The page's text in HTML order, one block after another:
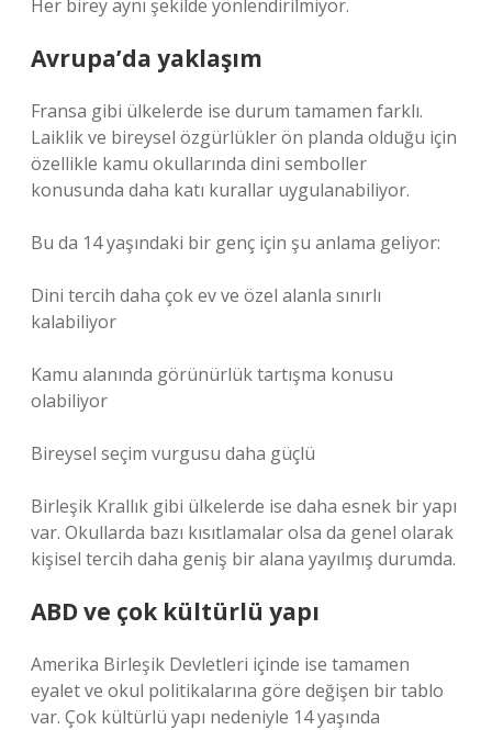
Her birey aynı şekilde yönlendirilmiyor.
Avrupa’da yaklaşım
Fransa gibi ülkelerde ise durum tamamen farklı.
Laiklik ve bireysel özgürlükler ön planda olduğu için
özellikle kamu okullarında dini semboller
konusunda daha katı kurallar uygulanabiliyor.
Bu da 14 yaşındaki bir genç için şu anlama geliyor:
Dini tercih daha çok ev ve özel alanla sınırlı
kalabiliyor
Kamu alanında görünürlük tartışma konusu
olabiliyor
Bireysel seçim vurgusu daha güçlü
Birleşik Krallık gibi ülkelerde ise daha esnek bir yapı
var. Okullarda bazı kısıtlamalar olsa da genel olarak
kişisel tercih daha geniş bir alana yayılmış durumda.
ABD ve çok kültürlü yapı
Amerika Birleşik Devletleri içinde ise tamamen
eyalet ve okul politikalarına göre değişen bir tablo
var. Çok kültürlü yapı nedeniyle 14 yaşında